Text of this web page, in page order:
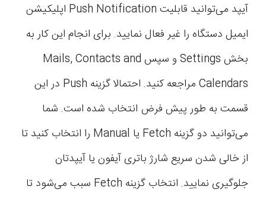
آیپد می‌توانید قابلیت Push Notification اپلیکیشن
ایمیل دستگاه را غیر فعال نمایید. برای انجام این کار به
بخش Settings و سپس Mails, Contacts and
Calendars مراجعه کنید. احتمالا گزینه Push در این
قسمت به طور پیش فرض انتخاب شده است. شما
می‌توانید دو گزینه Fetch یا Manual را انتخاب کنید تا
از خالی شدن سریع شارژ باتری آیفون یا آیپدتان
جلوگیری نمایید. انتخاب گزینه Fetch سبب می‌شود تا